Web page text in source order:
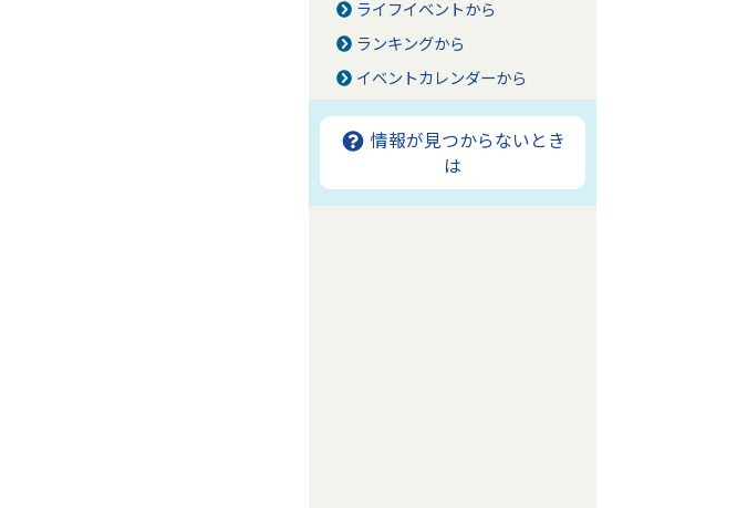
ライフイベントから
ランキングから
イベントカレンダーから
情報が見つからないとき
は